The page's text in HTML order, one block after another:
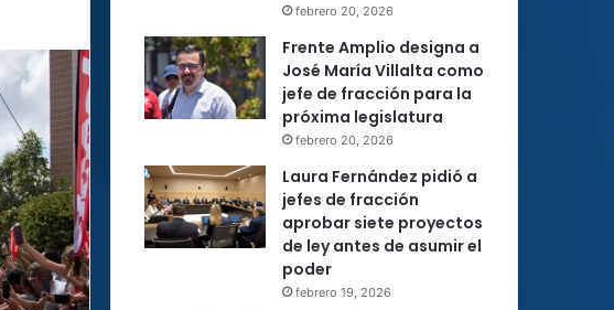
febrero 20, 2026
Frente Amplio designa a
José María Villalta como
jefe de fracción para la
próxima legislatura
febrero 20, 2026
Laura Fernández pidió a
jefes de fracción
aprobar siete proyectos
de ley antes de asumir el
poder
febrero 19, 2026